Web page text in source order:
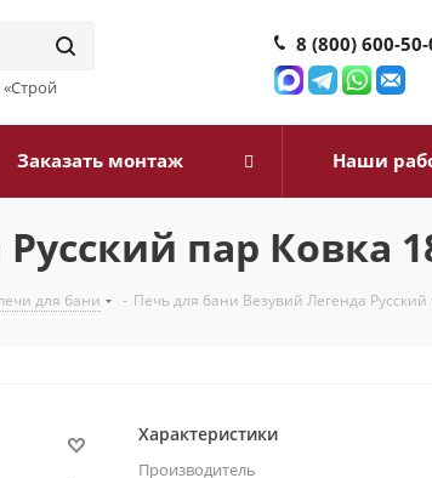
8 (800) 600-50-
Заказать монтаж Наши
пар Ковка
для бани - Печь для бани Везувий Легенда Русский
Характеристики
Производитель